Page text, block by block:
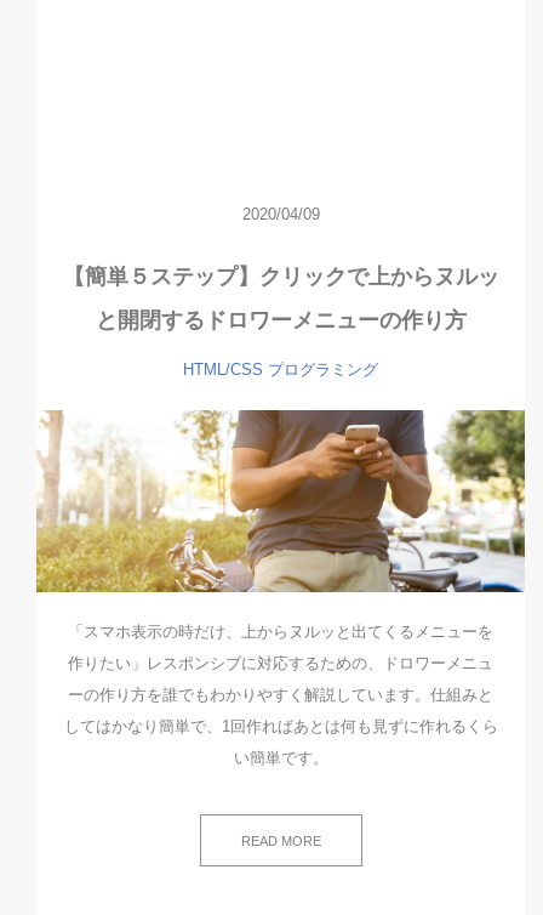
2020/04/09
【簡単５ステップ】クリックで上からヌルッ
と開閉するドロワーメニューの作り方
HTML/CSS プログラミング
「スマホ表示の時だけ、上からヌルッと出てくるメニューを
作りたい」レスポンシブに対応するための、ドロワーメニュ
ーの作り方を誰でもわかりやすく解説しています。仕組みと
してはかなり簡単で、1回作ればあとは何も見ずに作れるくら
い簡単です。
READ MORE